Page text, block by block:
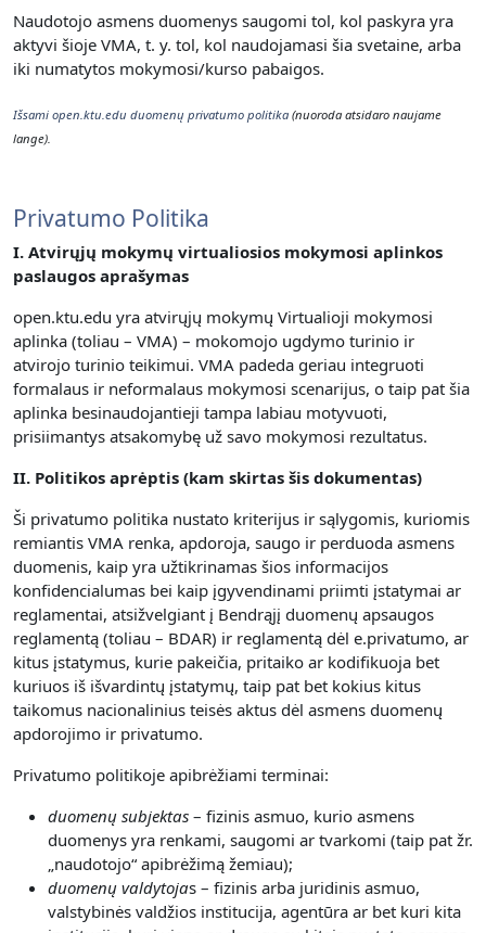
Naudotojo asmens duomenys saugomi tol, kol paskyra yra
aktyvi šioje VMA, t. y. tol, kol naudojamasi šia svetaine, arba
iki numatytos mokymosi/kurso pabaigos.
Išsami open.ktu.edu duomenų privatumo politika (nuoroda atsidaro naujame
lange).
Privatumo Politika
I. Atvirųjų mokymų virtualiosios mokymosi aplinkos
paslaugos aprašymas
open.ktu.edu yra atvirųjų mokymų Virtualioji mokymosi
aplinka (toliau – VMA) – mokomojo ugdymo turinio ir
atvirojo turinio teikimui. VMA padeda geriau integruoti
formalaus ir neformalaus mokymosi scenarijus, o taip pat šia
aplinka besinaudojantieji tampa labiau motyvuoti,
prisiimantys atsakomybę už savo mokymosi rezultatus.
II. Politikos aprėptis (kam skirtas šis dokumentas)
Ši privatumo politika nustato kriterijus ir sąlygomis, kuriomis
remiantis VMA renka, apdoroja, saugo ir perduoda asmens
duomenis, kaip yra užtikrinamas šios informacijos
konfidencialumas bei kaip įgyvendinami priimti įstatymai ar
reglamentai, atsižvelgiant į Bendrąjį duomenų apsaugos
reglamentą (toliau – BDAR) ir reglamentą dėl e.privatumo, ar
kitus įstatymus, kurie pakeičia, pritaiko ar kodifikuoja bet
kuriuos iš išvardintų įstatymų, taip pat bet kokius kitus
taikomus nacionalinius teisės aktus dėl asmens duomenų
apdorojimo ir privatumo.
Privatumo politikoje apibrėžiami terminai:
duomenų subjektas – fizinis asmuo, kurio asmens
duomenys yra renkami, saugomi ar tvarkomi (taip pat žr.
„naudotojo“ apibrėžimą žemiau);
duomenų valdytojas – fizinis arba juridinis asmuo,
valstybinės valdžios institucija, agentūra ar bet kuri kita